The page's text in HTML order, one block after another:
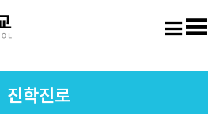
진학진로